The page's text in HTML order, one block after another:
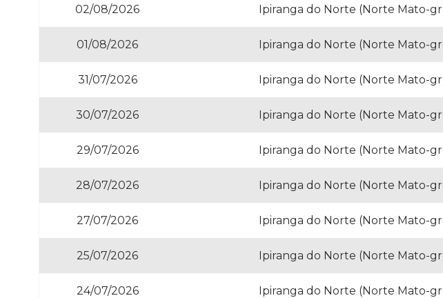
02/08/2026 Ipiranga do Norte (Norte Mato-
01/08/2026 Ipiranga do Norte (Norte Mato-
31/07/2026 Ipiranga do Norte (Norte Mato-
30/07/2026 Ipiranga do Norte (Norte Mato-
29/07/2026 Ipiranga do Norte (Norte Mato-
28/07/2026 Ipiranga do Norte (Norte Mato-
27/07/2026 Ipiranga do Norte (Norte Mato-
25/07/2026 Ipiranga do Norte (Norte Mato-
24/07/2026 Ipiranga do Norte (Norte Mato-